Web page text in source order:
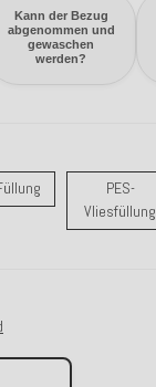
Kann der Bezug
abgenommen und
gewaschen
werden?
ohne FüllungPES-
Vliesfüllung